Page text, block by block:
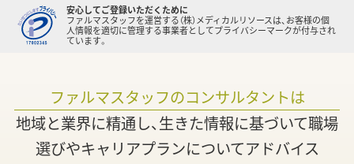
安心してご登録いただくために
ファルマスタッフを運営する（株）メディカルリソースは、お客様の個
人情報を適切に管理する事業者としてプライバシーマークが付与され
ています。
ファルマスタッフのコンサルタントは
地域と業界に精通し、生きた情報に基づいて職場
選びやキャリアプランについてアドバイス